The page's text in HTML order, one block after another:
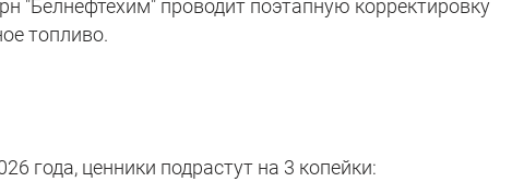
"Белнефтехим" проводит поэтапную корректировку
топливо.
года, ценники подрастут на 3 копейки: